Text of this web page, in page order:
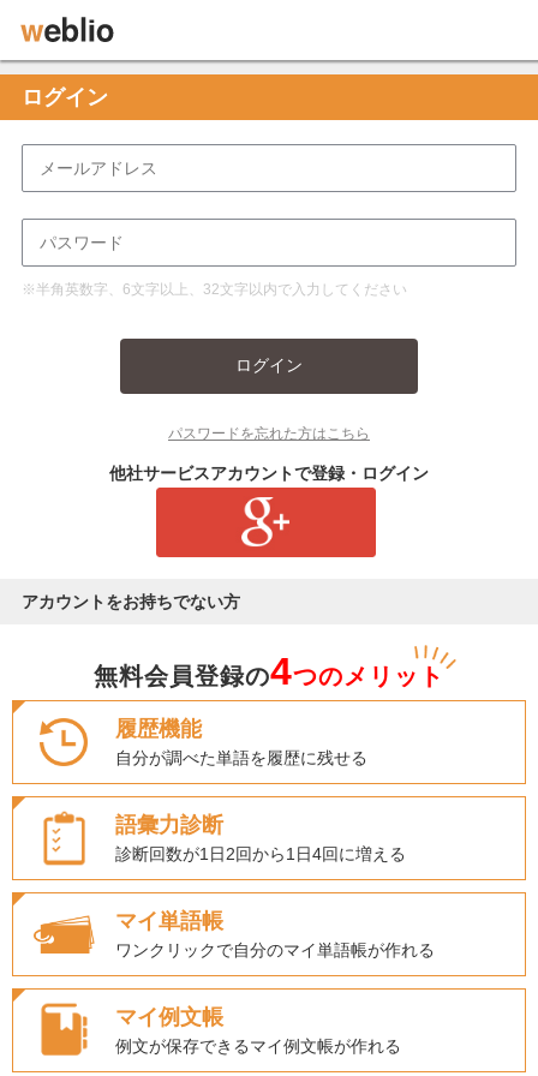
ログイン
※半角英数字、6文字以上、32文字以内で入力してください
ログイン
パスワードを忘れた方はこちら
他社サービスアカウントで登録・ログイン
アカウントをお持ちでない方
無料会員登録の4つのメリット
履歴機能
自分が調べた単語を履歴に残せる
語彙力診断
診断回数が1日2回から1日4回に増える
マイ単語帳
ワンクリックで自分のマイ単語帳が作れる
マイ例文帳
例文が保存できるマイ例文帳が作れる